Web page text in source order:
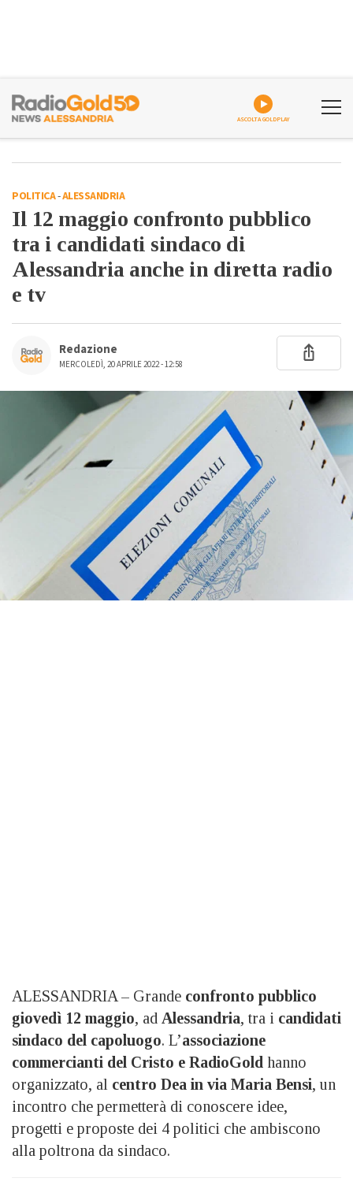
ASCOLTA GOLDPLAY
POLITICA-ALESSANDRIA
Il 12 maggio confronto pubblico
tra i candidati sindaco di
Alessandria anche in diretta radio
e tv
Redazione
MERCOLEDÌ, 20 APRILE 2022 - 12:58
ALESSANDRIA – Grande confronto pubblico
giovedì 12 maggio, ad Alessandria, tra i candidati
sindaco del capoluogo. L’associazione
commercianti del Cristo e RadioGold hanno
organizzato, al centro Dea in via Maria Bensi, un
incontro che permetterà di conoscere idee,
progetti e proposte dei 4 politici che ambiscono
alla poltrona da sindaco.